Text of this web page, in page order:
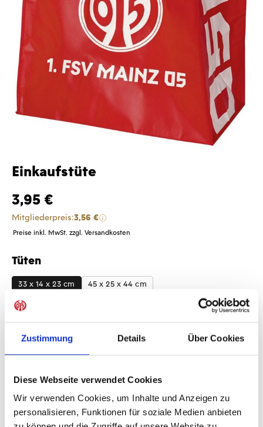
Zustimmung Details Über Cookies
Diese Webseite verwendet Cookies
Wir verwenden Cookies, um Inhalte und Anzeigen zu
personalisieren, Funktionen für soziale Medien anbieten
Einkaufstüte
3,95 €
Mitgliederpreis:3,56 €
Preise inkl. MwSt. zzgl. Versandkosten
Tüten
auswählen
33 x 14 x 23 cm 45 x 25 x 44 cm
Produkt Anzahl: Gib den gewünschten
Anzahl
Sofort verfügbar, Lieferzeit: 1-3 Tage
IN DEN WARENKORB